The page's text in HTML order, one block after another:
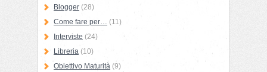
Blogger (28)
Come fare per… (11)
Interviste (24)
Libreria (10)
Obiettivo Maturità (9)